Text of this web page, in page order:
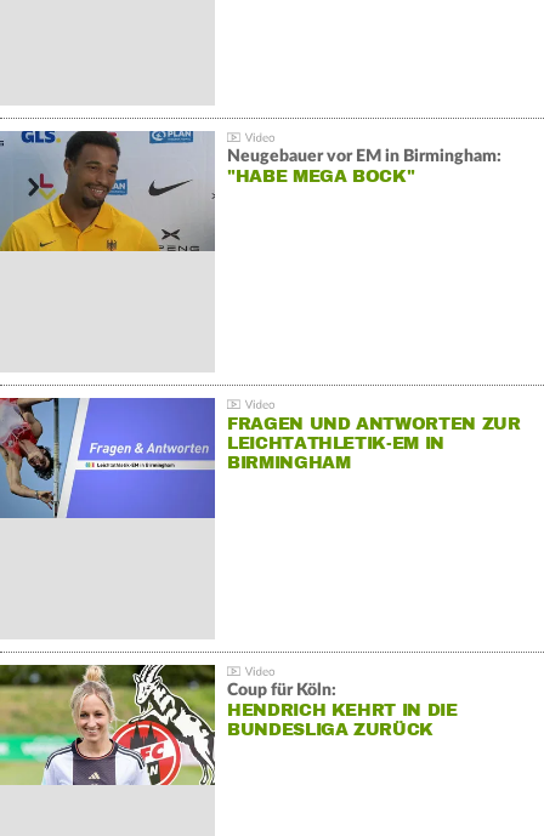
Neugebauer vor EM in Birmingham:
"HABE MEGA BOCK"
FRAGEN UND ANTWORTEN ZUR
LEICHTATHLETIK-EM IN
BIRMINGHAM
Coup für Köln:
HENDRICH KEHRT IN DIE
BUNDESLIGA ZURÜCK